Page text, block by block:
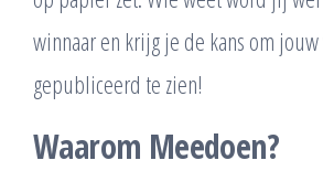
winnaar en krijg je de kans om jouw
gepubliceerd te zien!
Waarom Meedoen?